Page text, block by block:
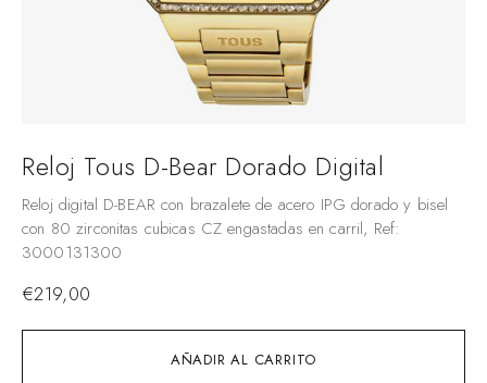
AÑADIR AL CARRITO
Reloj Tous D-Bear Dorado Digital
Reloj digital D-BEAR con brazalete de acero IPG dorado y bisel
con 80 zirconitas cubicas CZ engastadas en carril, Ref:
3000131300
€219,00